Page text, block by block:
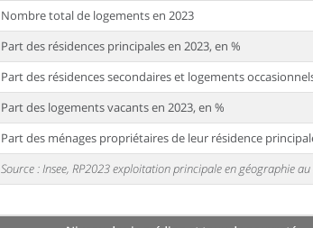
Nombre total de logements en 2023
Part des résidences principales en 2023, en %
Part des résidences secondaires et logements
Part des logements vacants en 2023, en %
Part des ménages propriétaires de leur résidence
Source : Insee, RP2023 exploitation principale en géographie